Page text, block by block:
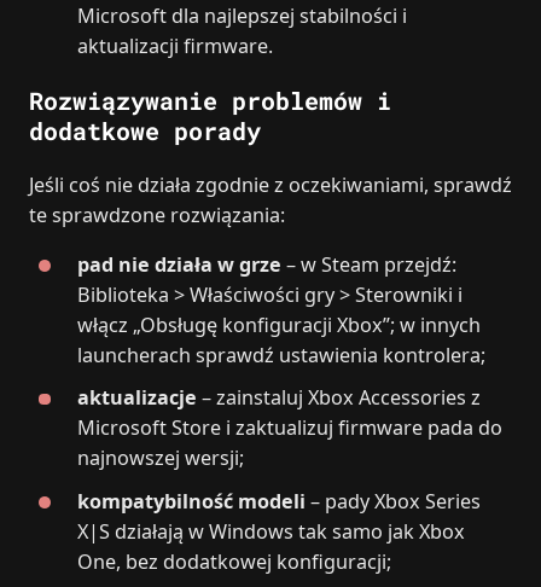
Microsoft dla najlepszej stabilności i
aktualizacji firmware.
Rozwiązywanie problemów i
dodatkowe porady
Jeśli coś nie działa zgodnie z oczekiwaniami, sprawdź
te sprawdzone rozwiązania:
pad nie działa w grze – w Steam przejdź:
Biblioteka > Właściwości gry > Sterowniki i
włącz „Obsługę konfiguracji Xbox”; w innych
launcherach sprawdź ustawienia kontrolera;
aktualizacje – zainstaluj Xbox Accessories z
Microsoft Store i zaktualizuj firmware pada do
najnowszej wersji;
kompatybilność modeli – pady Xbox Series
X|S działają w Windows tak samo jak Xbox
One, bez dodatkowej konfiguracji;